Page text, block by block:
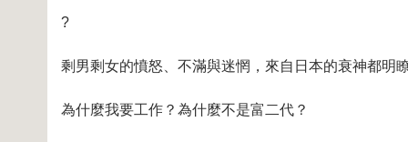
?
剩男剩女的憤怒、不滿與迷惘，來自日本的衰神都明
為什麼我要工作？為什麼不是富二代？